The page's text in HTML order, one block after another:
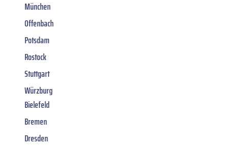
München
Offenbach
Potsdam
Rostock
Stuttgart
Würzburg
Bielefeld
Bremen
Dresden